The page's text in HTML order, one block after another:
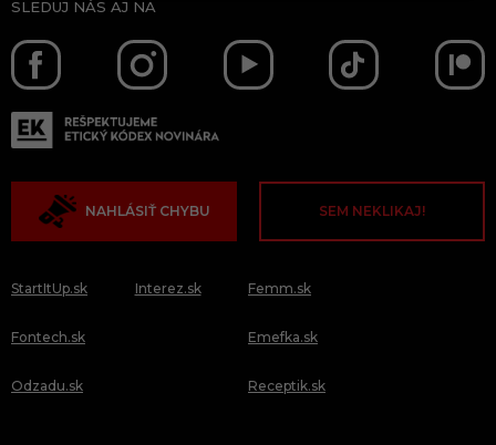
SLEDUJ NÁS AJ NA
NAHLÁSIŤ CHYBU SEM NEKLIKAJ!
StartItUp.sk
Fontech.sk
Odzadu.sk
Interez.sk Femm.sk
Emefka.sk
Receptik.sk